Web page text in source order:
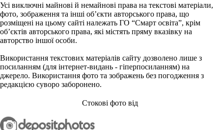
Усі виключні майнові й немайнові права на текстові матеріали,
фото, зображення та інші об’єкти авторського права, що
розміщені на цьому сайті належать ГО “Смарт освіта”, крім
об’єктів авторського права, які містять пряму вказівку на
авторство іншої особи.
Використання текстових матеріалів сайту дозволено лише з
посиланням (для інтернет-видань - гіперпосиланням) на
джерело. Використання фото та зображень без погодження з
редакцією суворо заборонено.
Стокові фото від